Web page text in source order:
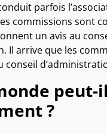
parfois
commissions sont
un avis au
Il arrive que les
conseil
peut-
?